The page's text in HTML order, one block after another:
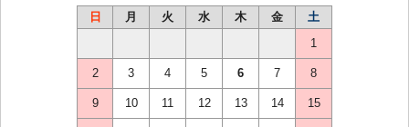
日 月 火 水 木 金
土
1
2 3 4 5 6 7 8
9 10 11 12 13 14 15